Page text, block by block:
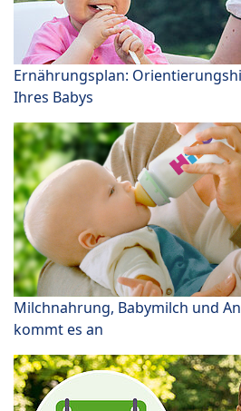
Ernährungsplan:
Ihres Babys
Milchnahrung, Babymilch und
kommt es an